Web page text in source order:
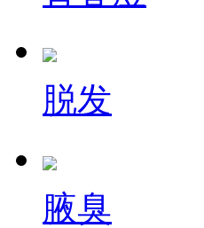
脱发
腋臭